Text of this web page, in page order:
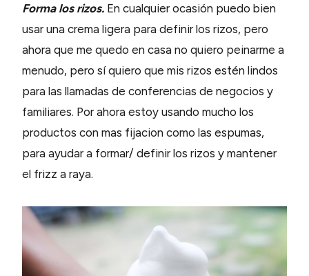
Forma los rizos. En cualquier ocasión puedo bien
usar una crema ligera para definir los rizos, pero
ahora que me quedo en casa no quiero peinarme a
menudo, pero sí quiero que mis rizos estén lindos
para las llamadas de conferencias de negocios y
familiares. Por ahora estoy usando mucho los
productos con mas fijacion como las espumas,
para ayudar a formar/ definir los rizos y mantener
el frizz a raya.